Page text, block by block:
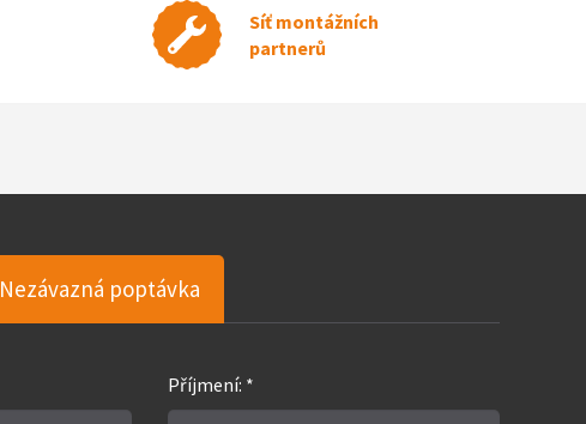
Síť montážních
partnerů
Nezávazná poptávka
Příjmení: *